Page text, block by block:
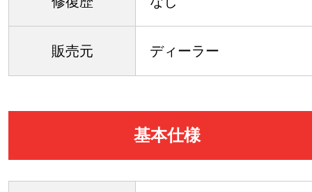
販売元 ディーラー
基本仕様